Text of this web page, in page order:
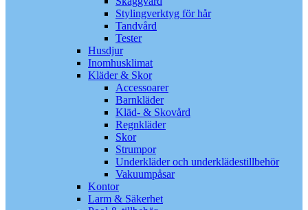
Stylingverktyg för hår
Tandvård
Tester
Husdjur
Inomhusklimat
Kläder & Skor
Accessoarer
Barnkläder
Kläd- & Skovård
Regnkläder
Skor
Strumpor
Underkläder och underklädestillbehör
Vakuumpåsar
Kontor
Larm & Säkerhet